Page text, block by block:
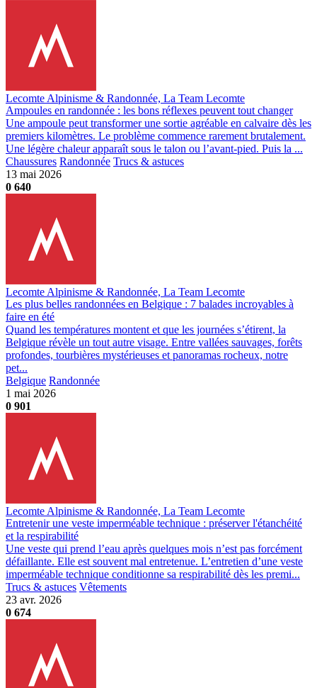
Lecomte Alpinisme & Randonnée, La Team Lecomte
Ampoules en randonnée : les bons réflexes peuvent tout changer
Une ampoule peut transformer une sortie agréable en calvaire dès les
premiers kilomètres. Le problème commence rarement brutalement.
Une légère chaleur apparaît sous le talon ou l’avant-pied. Puis la ...
Chaussures Randonnée Trucs & astuces
13 mai 2026
0 640
Lecomte Alpinisme & Randonnée, La Team Lecomte
Les plus belles randonnées en Belgique : 7 balades incroyables à
faire en été
Quand les températures montent et que les journées s’étirent, la
Belgique révèle un tout autre visage. Entre vallées sauvages, forêts
profondes, tourbières mystérieuses et panoramas rocheux, notre
pet...
Belgique Randonnée
1 mai 2026
0 901
Lecomte Alpinisme & Randonnée, La Team Lecomte
Entretenir une veste imperméable technique : préserver l'étanchéité
et la respirabilité
Une veste qui prend l’eau après quelques mois n’est pas forcément
défaillante. Elle est souvent mal entretenue. L’entretien d’une veste
imperméable technique conditionne sa respirabilité dès les premi...
Trucs & astuces Vêtements
23 avr. 2026
0 674